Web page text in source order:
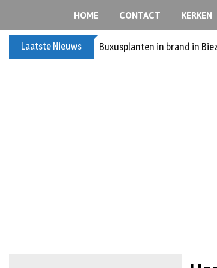
HOME CONTACT KERKEN
Laatste Nieuws Buxusplanten in brand in